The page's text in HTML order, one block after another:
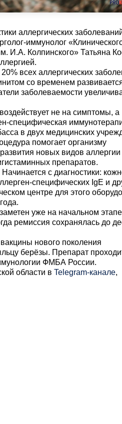
аллергических
иммунолог
И.А. Колпинского» Татьяна
всех аллергических
со временем
заболеваемости
не на симптомы, а
специфическая
в двух медицинских
помогает организму
новых видов аллергии
препаратов.
с диагностики:
специфических IgE и
центре для этого
уже на начальном этапе
ремиссия сохранялась до
нового поколения
берёзы. Препарат
ФМБА России.
области в Telegram-канале,